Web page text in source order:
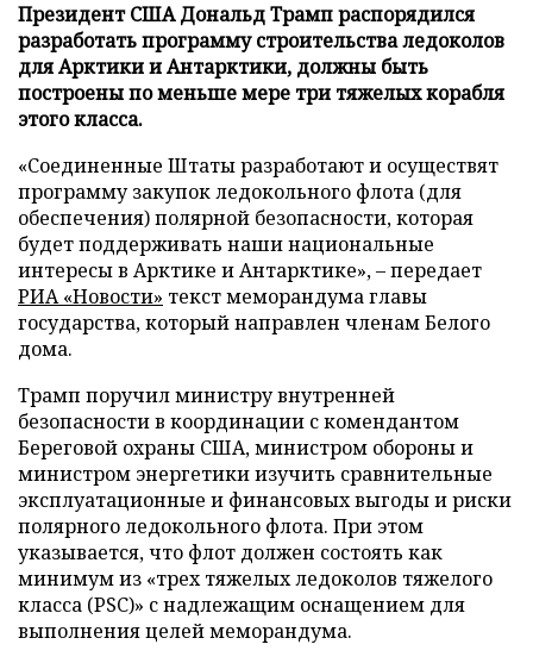
Президент США Дональд Трамп распорядился
разработать программу строительства ледоколов
для Арктики и Антарктики, должны быть
построены по меньше мере три тяжелых корабля
этого класса.
«Соединенные Штаты разработают и осуществят
программу закупок ледокольного флота (для
обеспечения) полярной безопасности, которая
будет поддерживать наши национальные
интересы в Арктике и Антарктике», – передает
РИА «Новости» текст меморандума главы
государства, который направлен членам Белого
дома.
Трамп поручил министру внутренней
безопасности в координации с комендантом
Береговой охраны США, министром обороны и
министром энергетики изучить сравнительные
эксплуатационные и финансовых выгоды и риски
полярного ледокольного флота. При этом
указывается, что флот должен состоять как
минимум из «трех тяжелых ледоколов тяжелого
класса (PSC)» с надлежащим оснащением для
выполнения целей меморандума.